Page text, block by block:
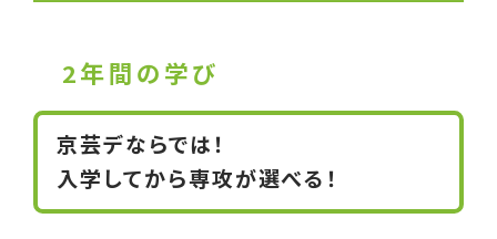
2年間の学び
京芸デならでは！
入学してから専攻が選べる！